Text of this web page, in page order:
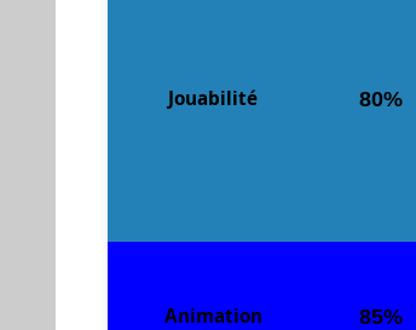
Jouabilité 80%
Animation 85%